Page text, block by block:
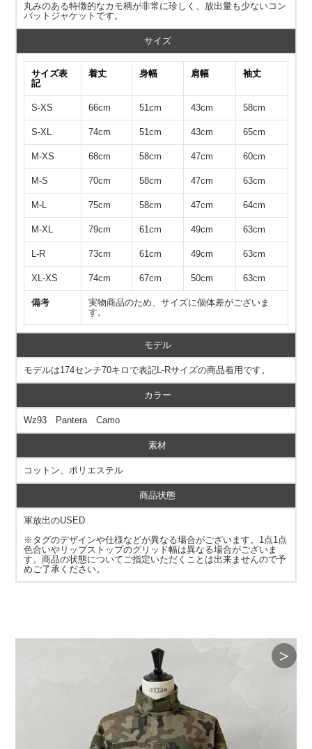
丸みのある特徴的なカモ柄が非常に珍しく、放出量も少ないコン
バットジャケットです。
サイズ
サイズ表
記
着丈 身幅 肩幅 袖丈
S-XS 66cm 51cm 43cm 58cm
S-XL 74cm 51cm 43cm 65cm
M-XS 68cm 58cm 47cm 60cm
M-S 70cm 58cm 47cm 63cm
M-L 75cm 58cm 47cm 64cm
M-XL 79cm 61cm 49cm 63cm
L-R 73cm 61cm 49cm 63cm
XL-XS 74cm 67cm 50cm 63cm
備考
実物商品のため、サイズに個体差がございま
す。
モデル
モデルは174センチ70キロで表記L-Rサイズの商品着用です。
カラー
Wz93 Pantera Camo
素材
コットン、ポリエステル
商品状態
軍放出のUSED
※タグのデザインや仕様などが異なる場合がございます。1点1点
色合いやリップストップのグリッド幅は異なる場合がございま
す。商品の状態についてご指定いただくことは出来ませんので予
めご了承ください。
＞